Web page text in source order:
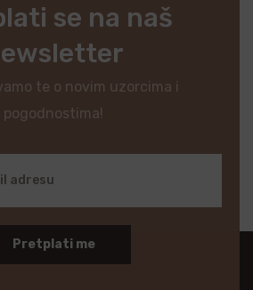
se na naš
te o novim uzorcima i
pogodnostima!
Pretplati me